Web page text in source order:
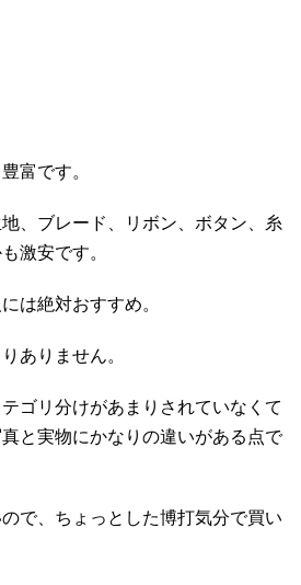
富です。
、ブレード、リボン、ボタン、糸
激安です。
は絶対おすすめ。
ありません。
ゴリ分けがあまりされていなくて
と実物にかなりの違いがある点で
で、ちょっとした博打気分で買い